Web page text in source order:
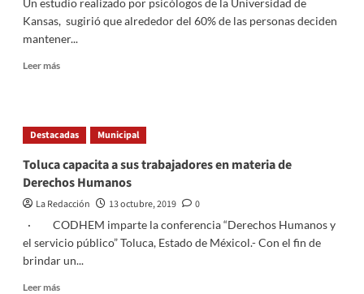
Un estudio realizado por psicólogos de la Universidad de
Kansas, sugirió que alrededor del 60% de las personas deciden
mantener...
Leer másRead
tu
expareja
tu
amigo
(a)?
Destacadas Municipal
Toluca capacita a sus trabajadores en materia de
Derechos Humanos
La Redacción 13 octubre, 2019
0
· CODHEM imparte la conferencia “Derechos Humanos y
el servicio público” Toluca, Estado de Méxicol.- Con el fin de
brindar un...
Leer másRead